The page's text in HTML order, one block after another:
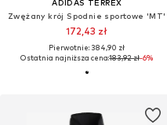
ADIDAS TERREX
Zwężany krój Spodnie sportowe 'MT'
172,43 zł
Pierwotnie: 384,90 zł
Ostatnia najniższa cena:183,92 zł-6%